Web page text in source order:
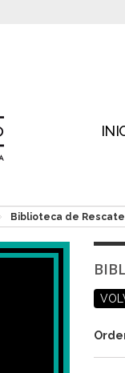
Biblioteca de Rescate